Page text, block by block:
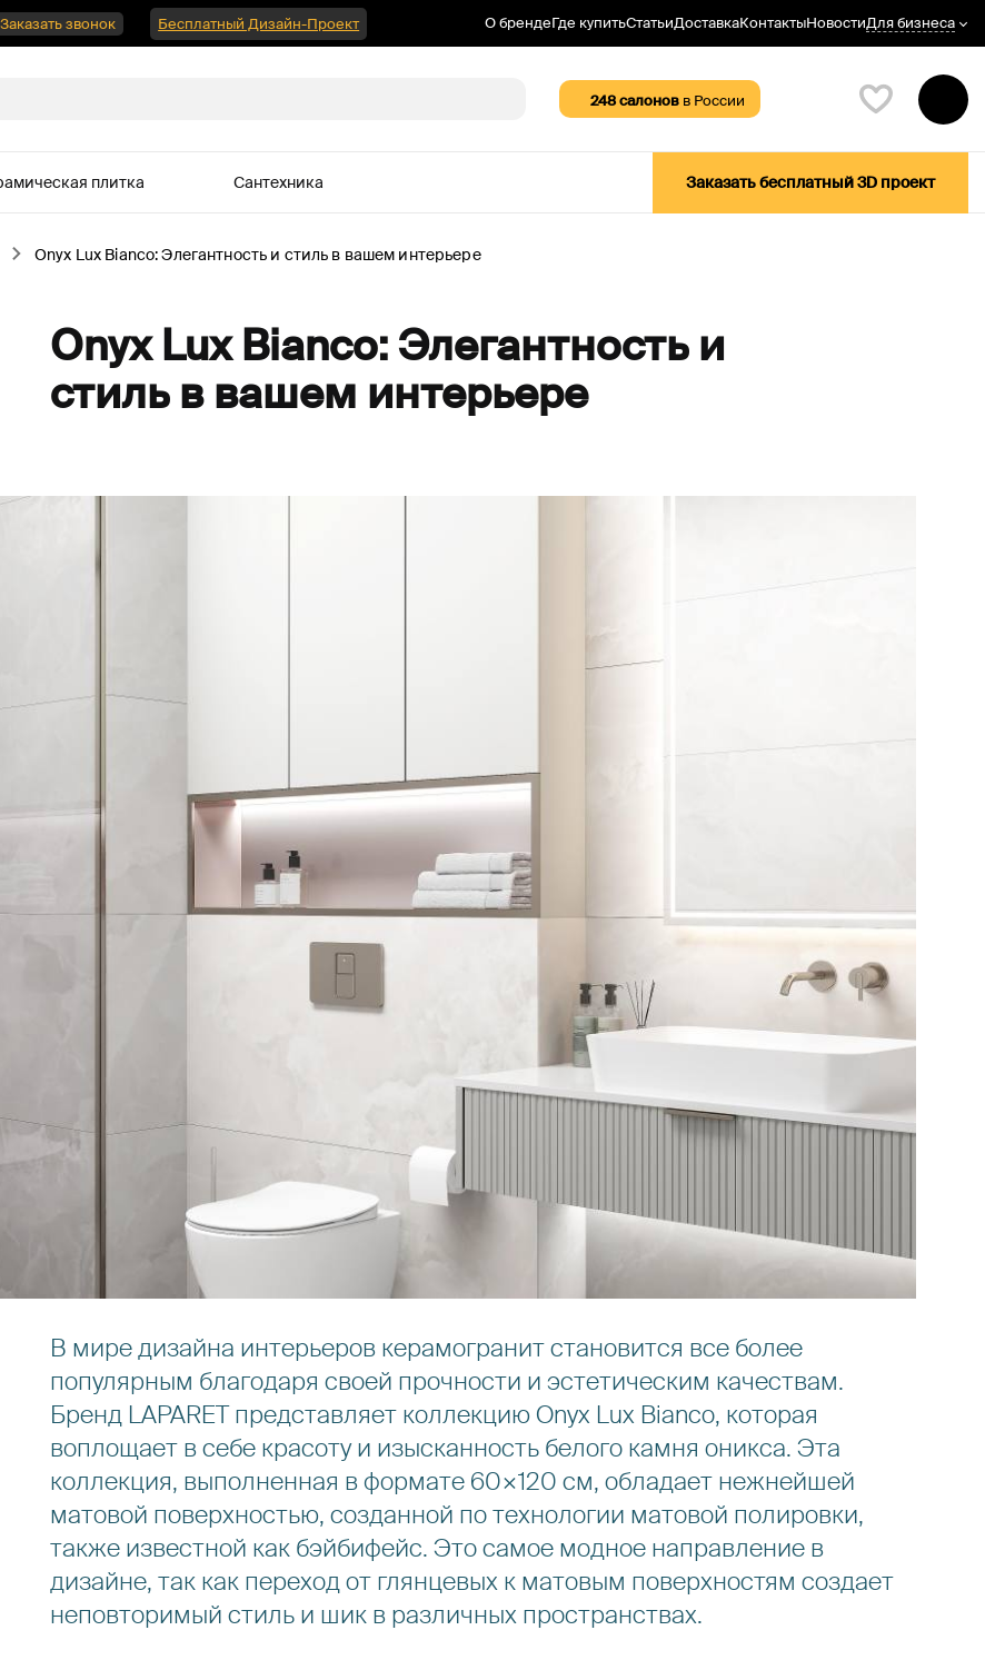
Заказать звонок Бесплатный Дизайн-Проект О брендеГде купитьСтатьиДоставкаКонтактыНовостиДля бизнеса
248салонов в России
плитка Сантехника Заказать бесплатный 3D проект
Onyx Lux Bianco: Элегантность и стиль в вашем интерьере
Onyx Lux Bianco: Элегантность и
стиль в вашем интерьере
В мире дизайна интерьеров керамогранит становится все более
популярным благодаря своей прочности и эстетическим качествам.
Бренд LAPARET представляет коллекцию Onyx Lux Bianco, которая
воплощает в себе красоту и изысканность белого камня оникса. Эта
коллекция, выполненная в формате 60×120 см, обладает нежнейшей
матовой поверхностью, созданной по технологии матовой полировки,
также известной как бэйбифейс. Это самое модное направление в
дизайне, так как переход от глянцевых к матовым поверхностям создает
неповторимый стиль и шик в различных пространствах.